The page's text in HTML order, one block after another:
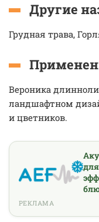
Другие
Грудная трава,
Вероника
ландшафтном
и цветников.
РЕКЛАМА